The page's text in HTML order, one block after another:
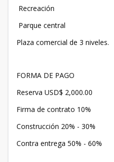
Recreación
Parque central
Plaza comercial de 3 niveles.
FORMA DE PAGO
Reserva USD$ 2,000.00
Firma de contrato 10%
Construcción 20% - 30%
Contra entrega 50% - 60%